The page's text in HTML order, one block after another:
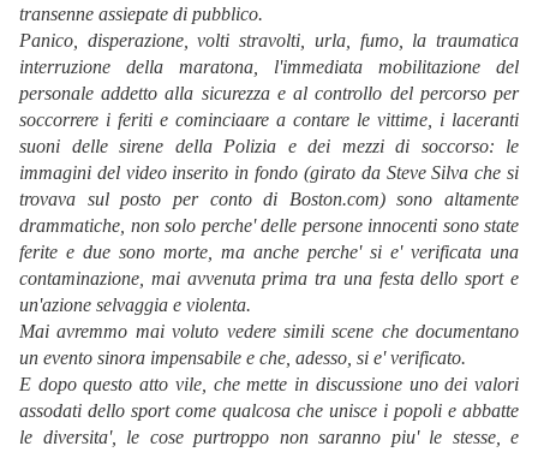
transenne assiepate di pubblico.
Panico, disperazione, volti stravolti, urla, fumo, la traumatica
interruzione della maratona, l'immediata mobilitazione del
personale addetto alla sicurezza e al controllo del percorso per
soccorrere i feriti e cominciaare a contare le vittime, i laceranti
suoni delle sirene della Polizia e dei mezzi di soccorso: le
immagini del video inserito in fondo (girato da Steve Silva che si
trovava sul posto per conto di Boston.com) sono altamente
drammatiche, non solo perche' delle persone innocenti sono state
ferite e due sono morte, ma anche perche' si e' verificata una
contaminazione, mai avvenuta prima tra una festa dello sport e
un'azione selvaggia e violenta.
Mai avremmo mai voluto vedere simili scene che documentano
un evento sinora impensabile e che, adesso, si e' verificato.
E dopo questo atto vile, che mette in discussione uno dei valori
assodati dello sport come qualcosa che unisce i popoli e abbatte
le diversita', le cose purtroppo non saranno piu' le stesse, e